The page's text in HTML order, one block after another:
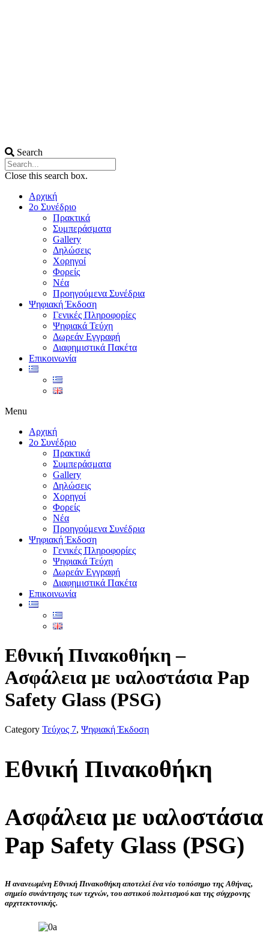
Search
Close this search box.
Αρχική
2ο Συνέδριο
Πρακτικά
Συμπεράσματα
Gallery
Δηλώσεις
Χορηγοί
Φορείς
Νέα
Προηγούμενα Συνέδρια
Ψηφιακή Έκδοση
Γενικές Πληροφορίες
Ψηφιακά Τεύχη
Δωρεάν Εγγραφή
Διαφημιστικά Πακέτα
Επικοινωνία
Menu
Αρχική
2ο Συνέδριο
Πρακτικά
Συμπεράσματα
Gallery
Δηλώσεις
Χορηγοί
Φορείς
Νέα
Προηγούμενα Συνέδρια
Ψηφιακή Έκδοση
Γενικές Πληροφορίες
Ψηφιακά Τεύχη
Δωρεάν Εγγραφή
Διαφημιστικά Πακέτα
Επικοινωνία
Εθνική Πινακοθήκη –
Ασφάλεια με υαλοστάσια Pap
Safety Glass (PSG)
Category Τεύχος 7, Ψηφιακή Έκδοση
Εθνική Πινακοθήκη
Ασφάλεια με υαλοστάσια
Pap Safety Glass (PSG)
Η ανανεωμένη Εθνική Πινακοθήκη αποτελεί ένα νέο τοπόσημο της Αθήνας,
σημείο συνάντησης των τεχνών, του αστικού πολιτισμού και της σύγχρονης
αρχιτεκτονικής.